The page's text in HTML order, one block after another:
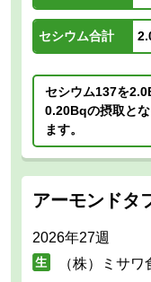
セシウム合計
セシウム137を
0.20Bqの摂取と
ます。
アーモンドタ
2026年27週
（株）ミサワ